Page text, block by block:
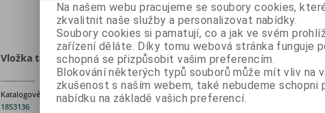
Vložka termosu T 20 nerez
Katalogové číslo: C-
1853136
Skladem exp:2
Viko na T 20 celonerez s
těsnění
Katalogové číslo:C-
1853134
Skladem exp:
Na našem webu pracujeme se soubory cookies,
zkvalitnit naše služby a personalizovat nabídky.
Soubory cookies si pamatují, co a jak ve svém
zařízení děláte. Díky tomu webová stránka funguje
schopná se přizpůsobit vašim preferencím.
Blokování některých typů souborů může mít vliv na
zkušenost s naším webem, také nebudeme schopni
nabídku na základě vašich preferencí.